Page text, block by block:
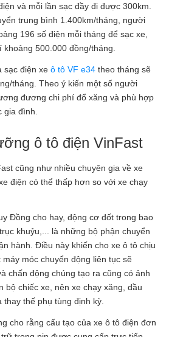
và mỗi lần sạc đầy đi được 300km.
trung bình 1.400km/tháng, người
196 số điện mỗi tháng để sạc xe,
500.000 đồng/tháng.
sạc điện xe ô tô VF e34 theo tháng sẽ
tháng. Theo ý kiến một số người
đương chi phí đổ xăng và phù hợp
gia đình.
ô tô điện VinFast
cũng như nhiều chuyên gia về xe
điện có thể thấp hơn so với xe chạy
Đồng cho hay, động cơ đốt trong bao
khuỷu,... là những bộ phận chuyển
hành. Điều này khiến cho xe ô tô chịu
móc chuyển động liên tục sẽ
chấn động chúng tạo ra cũng có ảnh
bộ chiếc xe, nên xe chạy xăng, dầu
thế phụ tùng định kỳ.
cho rằng cấu tạo của xe ô tô điện đơn